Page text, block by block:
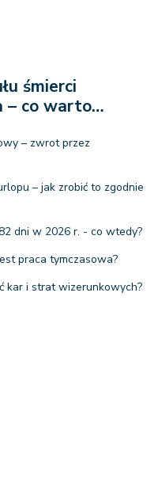
śmierci
– co warto…
– zwrot przez
– jak zrobić to zgodnie
dni w 2026 r. - co wtedy?
praca tymczasowa?
kar i strat wizerunkowych?